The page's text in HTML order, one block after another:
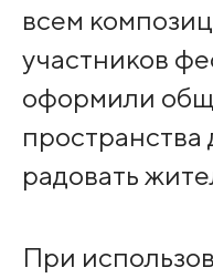
всем
участников
оформили
пространства
радовать
При